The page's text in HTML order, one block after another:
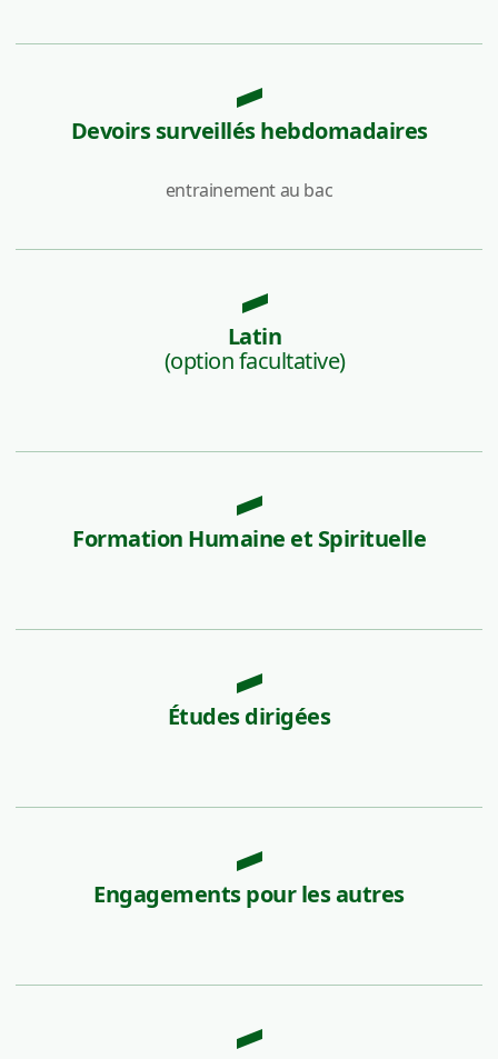
Devoirs surveillés hebdomadaires
entrainement au bac
Latin
(option facultative)
Formation Humaine et Spirituelle
Études dirigées
Engagements pour les autres